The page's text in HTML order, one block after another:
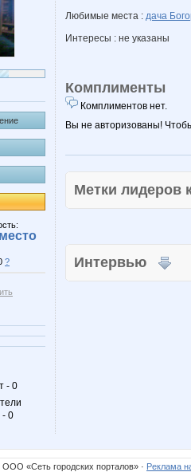
?
- 0
- 0
Любимые места : дача
Интересы : не указаны
Комплименты
Комплиментов нет.
Вы не авторизованы!
Метки
Интервью
«Сеть городских порталов» · Реклама